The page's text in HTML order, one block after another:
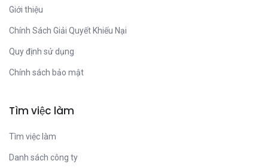
Giới thiệu
Chính Sách Giải Quyết Khiếu Nại
Quy định sử dụng
Chính sách bảo mật
Tìm việc làm
Tìm việc làm
Danh sách công ty